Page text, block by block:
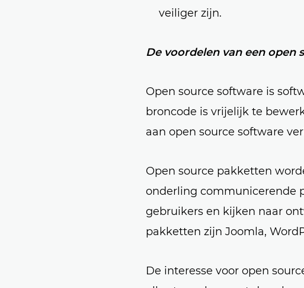
veiliger zijn.
De voordelen van een open
Open source software is
broncode is vrijelijk te
aan open source software
Open source pakketten
onderling communicerende
gebruikers en kijken naar
pakketten zijn Joomla,
De interesse voor open